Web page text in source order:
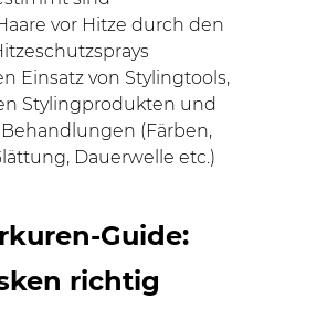
vor Hitze durch den
Einsatz von Stylingtools,
Stylingprodukten und
(Färben,
Dauerwelle etc.)
Guide:
richtig